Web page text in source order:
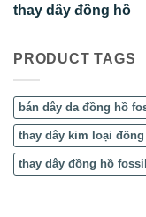
thay dây đồng hồ
PRODUCT TAGS
bán dây da đồng hồ
thay dây kim loại đồng
thay dây đồng hồ